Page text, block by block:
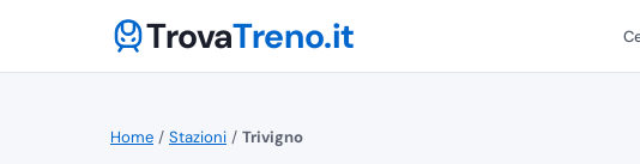
TrovaTreno.it
Home / Stazioni / Trivigno